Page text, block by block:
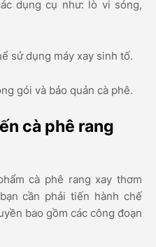
dụng cụ như: lò vi sóng,
sử dụng máy xay sinh tố.
gói và bảo quản cà phê.
cà phê rang
cà phê rang xay thơm
cần phải tiến hành chế
bao gồm các công đoạn